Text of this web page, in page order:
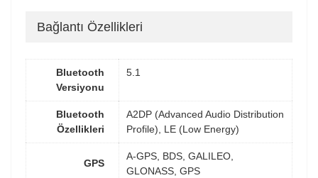
Bağlantı Özellikleri
Bluetooth
Versiyonu
5.1
Bluetooth
Özellikleri
A2DP (Advanced Audio Distribution
Profile), LE (Low Energy)
GPS
A-GPS, BDS, GALILEO,
GLONASS, GPS